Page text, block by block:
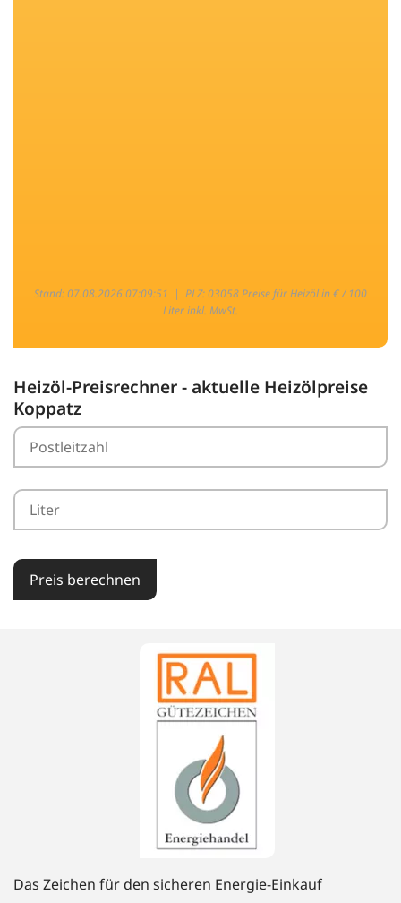
Stand: 07.08.2026 07:09:51 | PLZ: 03058 Preise für Heizöl in € / 100
Liter inkl. MwSt.
Heizöl-Preisrechner - aktuelle Heizölpreise
Koppatz
Preis berechnen
Das Zeichen für den sicheren Energie-Einkauf